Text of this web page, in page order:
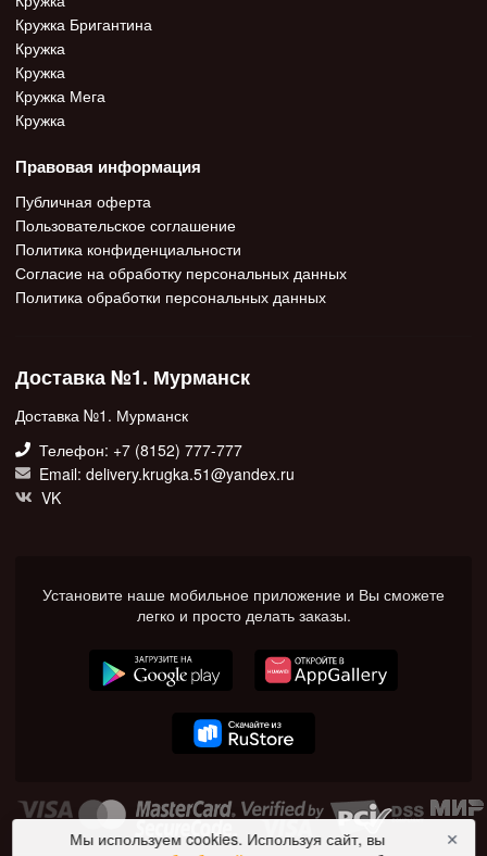
Кружка Бригантина
Кружка
Кружка
Кружка Мега
Кружка
Правовая информация
Публичная оферта
Пользовательское соглашение
Политика конфиденциальности
Согласие на обработку персональных данных
Политика обработки персональных данных
Доставка №1. Мурманск
Доставка №1. Мурманск
Телефон: +7 (8152) 777-777
Email: delivery.krugka.51@yandex.ru
VK
Установите наше мобильное приложение и Вы сможете
легко и просто делать заказы.
Мы используем cookies. Используя сайт, вы
✕